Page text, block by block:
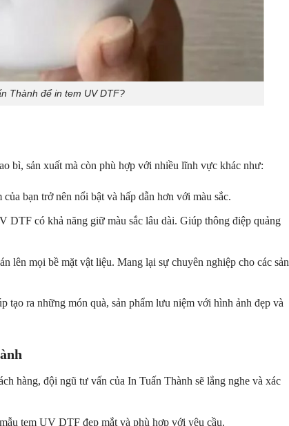
Thành để in tem UV DTF?
bì, sản xuất mà còn phù hợp với nhiều lĩnh vực khác như:
bạn trở nên nổi bật và hấp dẫn hơn với màu sắc.
DTF có khả năng giữ màu sắc lâu dài. Giúp thông điệp quảng
lên mọi bề mặt vật liệu. Mang lại sự chuyên nghiệp cho các sản
tạo ra những món quà, sản phẩm lưu niệm với hình ảnh đẹp và
hàng, đội ngũ tư vấn của In Tuấn Thành sẽ lắng nghe và xác
tem UV DTF đẹp mắt và phù hợp với yêu cầu.